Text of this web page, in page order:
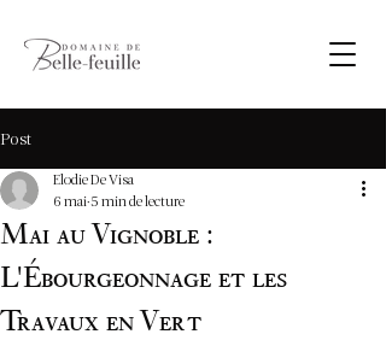
Post
Mai au Vignoble :
L'Ébourgeonnage et les
Travaux en Vert
Elodie De Visa
6 mai5 min de lecture